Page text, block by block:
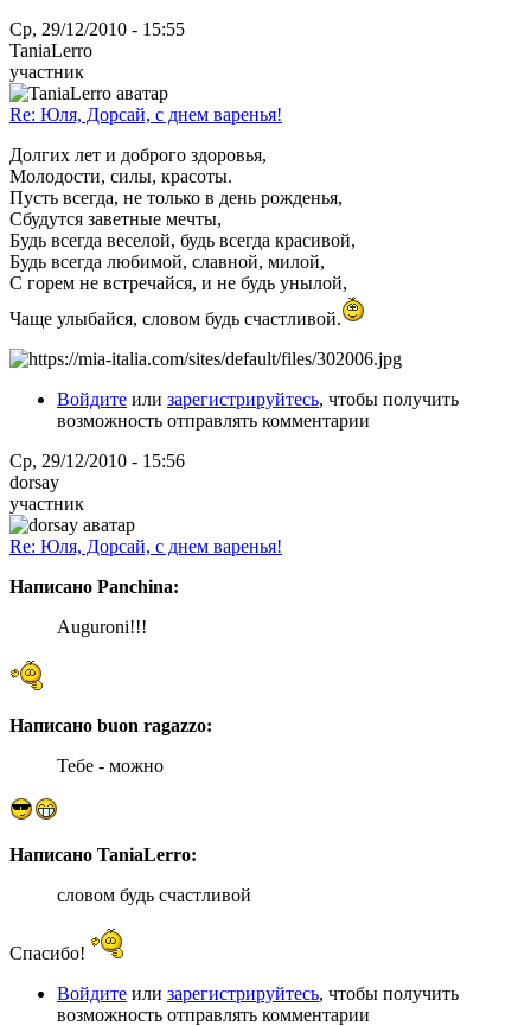
Ср, 29/12/2010 - 15:55
TaniaLerro
участник
Re: Юля, Дорсай, с днем варенья!
Долгих лет и доброго здоровья,
Молодости, силы, красоты.
Пусть всегда, не только в день рожденья,
Сбудутся заветные мечты,
Будь всегда веселой, будь всегда красивой,
Будь всегда любимой, славной, милой,
С горем не встречайся, и не будь унылой,
Чаще улыбайся, словом будь счастливой.
Войдите или зарегистрируйтесь, чтобы получить
возможность отправлять комментарии
Ср, 29/12/2010 - 15:56
dorsay
участник
Re: Юля, Дорсай, с днем варенья!
Написано Panchina:
Auguroni!!!
Написано buon ragazzo:
Тебе - можно
Написано TaniaLerro:
словом будь счастливой
Спасибо!
Войдите или зарегистрируйтесь, чтобы получить
возможность отправлять комментарии